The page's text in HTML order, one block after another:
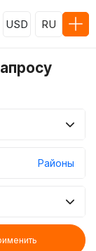
USD RU
Районы